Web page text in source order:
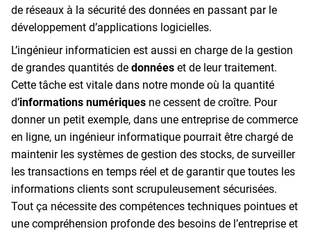
de réseaux à la sécurité des données en passant par le
développement d’applications logicielles.
L’ingénieur informaticien est aussi en charge de la gestion
de grandes quantités de données et de leur traitement.
Cette tâche est vitale dans notre monde où la quantité
d’informations numériques ne cessent de croître. Pour
donner un petit exemple, dans une entreprise de commerce
en ligne, un ingénieur informatique pourrait être chargé de
maintenir les systèmes de gestion des stocks, de surveiller
les transactions en temps réel et de garantir que toutes les
informations clients sont scrupuleusement sécurisées.
Tout ça nécessite des compétences techniques pointues et
une compréhension profonde des besoins de l’entreprise et